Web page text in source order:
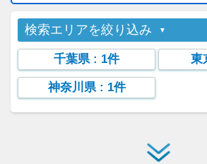
検索エリアを絞り込み
千葉県: 1件 東
神奈川県: 1件